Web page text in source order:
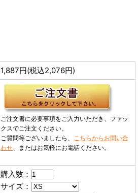
1,887円(税込2,076円)
ご注文書に必要事項をご入力いただき、ファッ
クスでご注文ください。
ご質問等ございましたら、 こちらからお問い合
わせ、またはお気軽にお電話ください。
購入数：
サイズ：